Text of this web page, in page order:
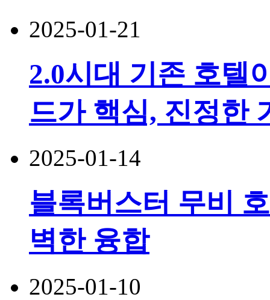
2025-01-21
2.0시대 기존 호텔
드가 핵심, 진정한
2025-01-14
블록버스터 무비
벽한 융합
2025-01-10